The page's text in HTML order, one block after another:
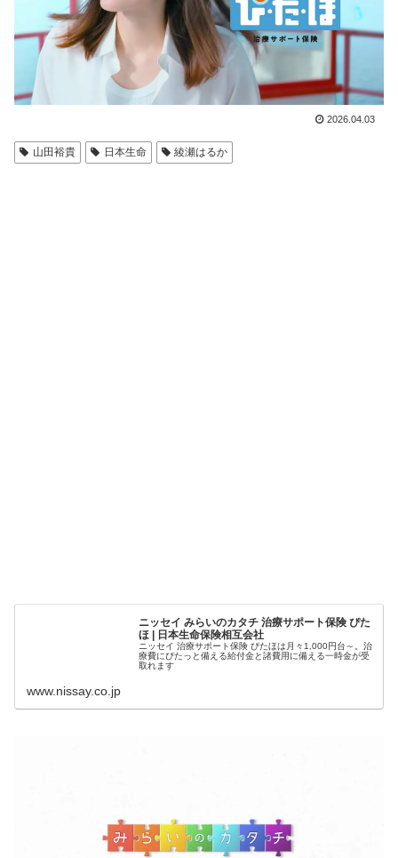
2026.04.03
山田裕貴 日本生命 綾瀬はるか
ニッセイ みらいのカタチ 治療サポート保険 ぴた
ほ | 日本生命保険相互会社
ニッセイ 治療サポート保険 ぴたほは月々1,000円台～。治
療費にぴたっと備える給付金と諸費用に備える一時金が受
取れます
www.nissay.co.jp